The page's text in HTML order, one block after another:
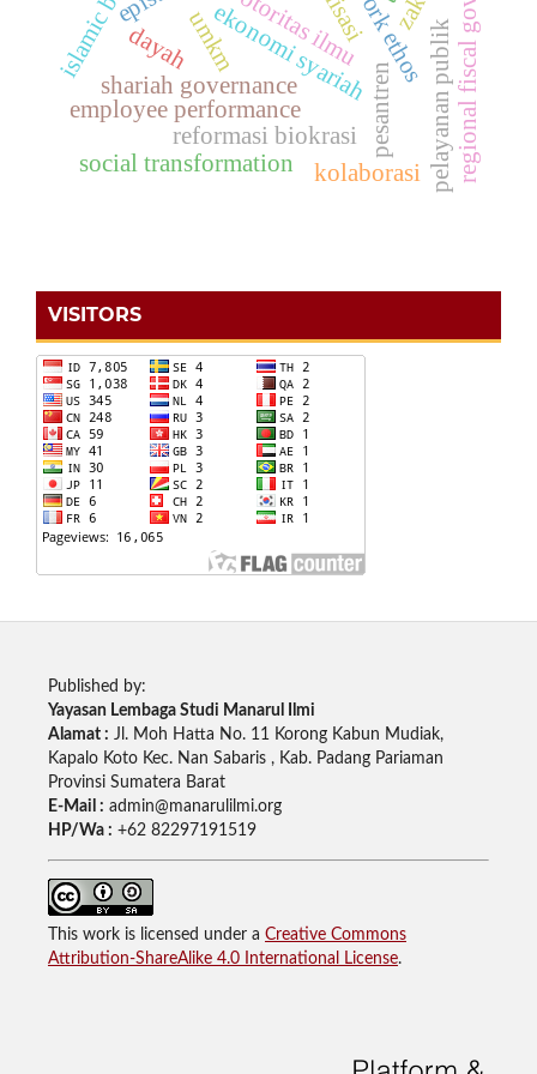
employee performance
ekonomi syariah
pesantren
dayah otoritas ilmu
reformasi biokrasi pelayanan publik
shariah governance
social transformation
umkm
kolaborasi
VISITORS
Published by:
Yayasan Lembaga Studi Manarul Ilmi
Alamat : Jl. Moh Hatta No. 11 Korong Kabun Mudiak,
Kapalo Koto Kec. Nan Sabaris , Kab. Padang Pariaman
Provinsi Sumatera Barat
E-Mail : admin@manarulilmi.org
HP/Wa : +62 82297191519
This work is licensed under a Creative Commons
Attribution-ShareAlike 4.0 International License.